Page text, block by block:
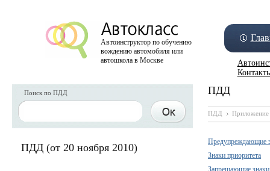
Автоинструктор по обучению
вождению автомобиля или
автошкола в Москве
Поиск по ПДД
ПДД (от 20 ноября 2010)
ПДД
ПДД Приложение
Предупреждающие
Знаки приоритета
Запрещающие знаки